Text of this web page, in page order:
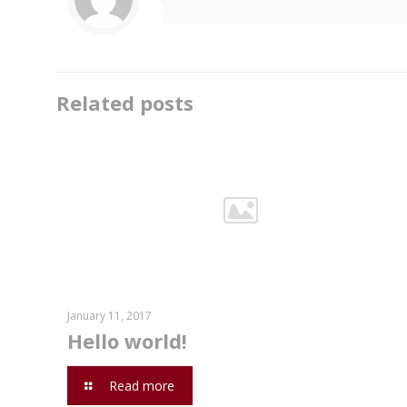
Related posts
January 11, 2017
Hello world!
Read more